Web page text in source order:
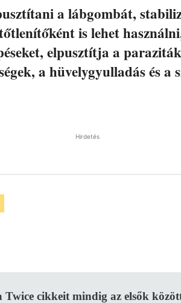
a lábgombát,
is lehet
elpusztítja a
a hüvelygyulladás és a
Hirdetés
Twice cikkeit mindig az elsők